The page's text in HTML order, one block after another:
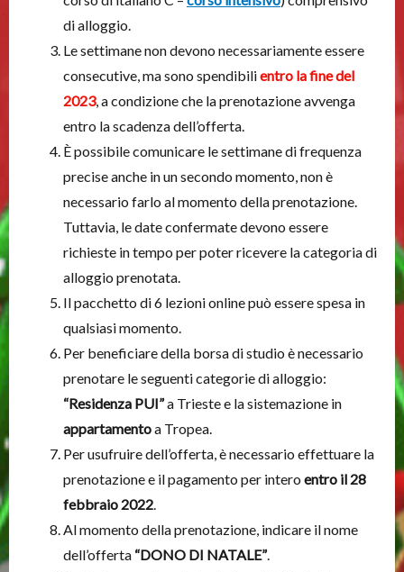
di alloggio.
Le settimane non devono necessariamente essere
consecutive, ma sono spendibilientro la fine del
2023, a condizione che la prenotazione avvenga
entro la scadenza dell’offerta.
È possibile comunicare le settimane di frequenza
precise anche in un secondo momento, non è
necessario farlo al momento della prenotazione.
Tuttavia, le date confermate devono essere
richieste in tempo per poter ricevere la categoria di
alloggio prenotata.
Il pacchetto di 6 lezioni online può essere spesa in
qualsiasi momento.
Per beneficiare della borsa di studio è necessario
prenotare le seguenti categorie di alloggio:
“Residenza PUI”a Trieste e la sistemazione in
appartamentoa Tropea.
Per usufruire dell’offerta, è necessario effettuare la
prenotazione e il pagamento per intero entro il 28
febbraio 2022.
Al momento della prenotazione, indicare il nome
dell’offerta “DONO DI NATALE”.